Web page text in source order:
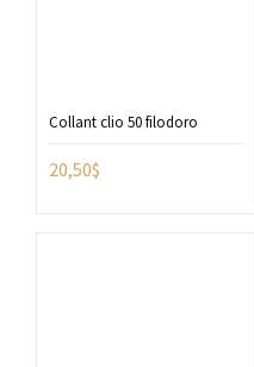
Collant clio 50 filodoro
20,50$